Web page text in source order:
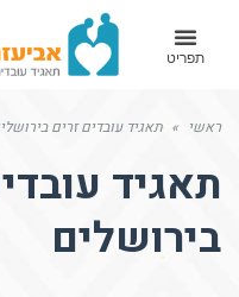
תפריט
ראשי » תאגיד עובדים זרים
תאגיד
בירושלים